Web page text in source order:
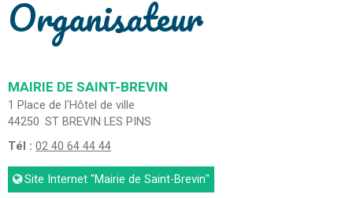
Organisateur
MAIRIE DE SAINT-BREVIN
1 Place de l'Hôtel de ville
44250 ST BREVIN LES PINS
Tél : 02 40 64 44 44
Site Internet"Mairie de Saint-Brevin"